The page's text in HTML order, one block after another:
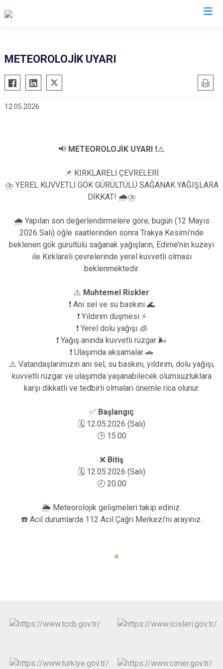
METEOROLOJİK UYARI
12.05.2026
📢 METEOROLOJİK UYARI ❗⚠️
📌 KIRKLARELİ ÇEVRELERİ
⛈️ YEREL KUVVETLİ GÖK GÜRÜLTÜLÜ SAĞANAK YAĞIŞLARA
DİKKAT! 🌧️⛈️
🌧️ Yapılan son değerlendirmelere göre; bugün (12 Mayıs
2026 Salı) öğle saatlerinden sonra Trakya Kesimi’nde
beklenen gök gürültülü sağanak yağışların, Edirne’nin kuzeyi
ile Kırklareli çevrelerinde yerel kuvvetli olması
beklenmektedir.
⚠️ Muhtemel Riskler
❗ Ani sel ve su baskını 🌊
❗ Yıldırım düşmesi ⚡
❗ Yerel dolu yağışı 🧊
❗ Yağış anında kuvvetli rüzgar 🌬️
❗ Ulaşımda aksamalar 🚗
⚠️ Vatandaşlarımızın ani sel, su baskını, yıldırım, dolu yağışı,
kuvvetli rüzgar ve ulaşımda yaşanabilecek olumsuzluklara
karşı dikkatli ve tedbirli olmaları önemle rica olunur.
✅ Başlangıç
🗓️ 12.05.2026 (Salı)
🕒 15.00
❌ Bitiş
🗓️ 12.05.2026 (Salı)
🕗 20.00
🌦️ Meteorolojik gelişmeleri takip ediniz.
☎️ Acil durumlarda 112 Acil Çağrı Merkezi’ni arayınız.